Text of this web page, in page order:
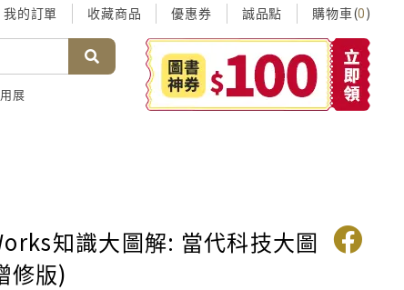
我的訂單 收藏商品 優惠券 誠品點 購物車(0)
展
知識大圖解: 當代科技大圖
修版)